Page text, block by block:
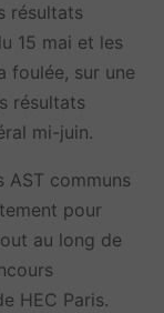
résultats
15 mai et les
foulée, sur une
résultats
mi-juin.
AST communs
pour
au long de
HEC Paris.